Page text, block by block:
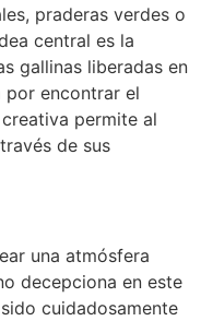
praderas verdes o
central es la
gallinas liberadas en
por encontrar el
permite al
de sus
una atmósfera
decepciona en este
cuidadosamente